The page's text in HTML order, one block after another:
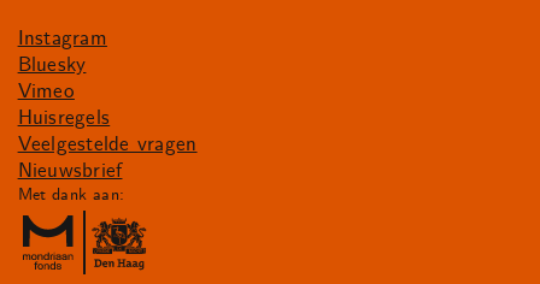
Instagram
Bluesky
Vimeo
Huisregels
Veelgestelde vragen
Nieuwsbrief
Met dank aan: